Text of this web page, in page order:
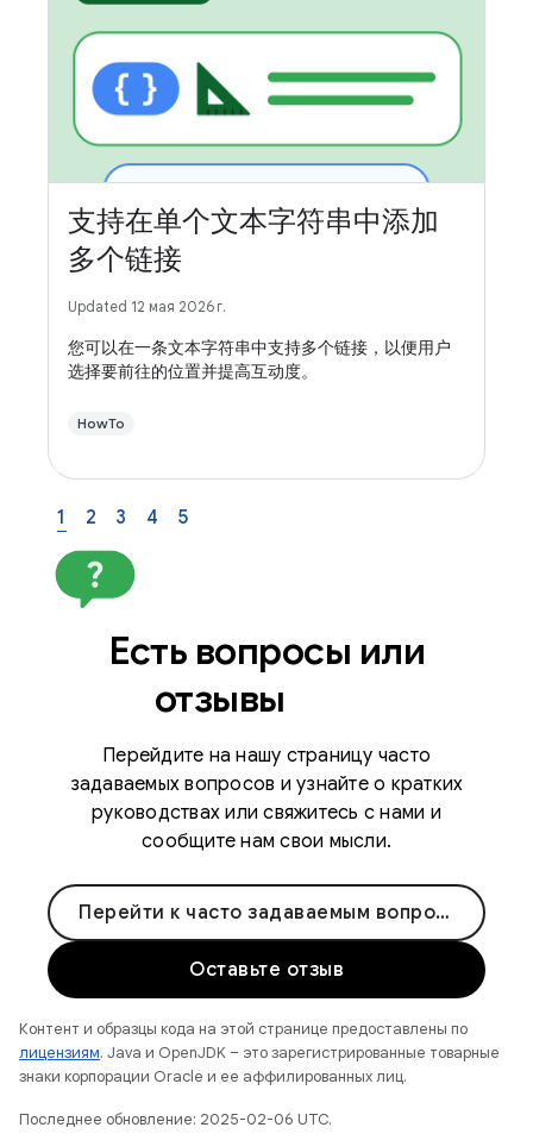
支持在单个文本字符串中添加
多个链接
Updated 12 мая 2026 г.
您可以在一条文本字符串中支持多个链接，以便用户
选择要前往的位置并提高互动度。
HowTo
1 2 3 4 5
Есть вопросы или
отзывы
Перейдите на нашу страницу часто
задаваемых вопросов и узнайте о кратких
руководствах или свяжитесь с нами и
сообщите нам свои мысли.
Перейти к часто задаваемым вопросам
Оставьте отзыв
Контент и образцы кода на этой странице предоставлены по
лицензиям. Java и OpenJDK – это зарегистрированные товарные
знаки корпорации Oracle и ее аффилированных лиц.
Последнее обновление: 2025-02-06 UTC.